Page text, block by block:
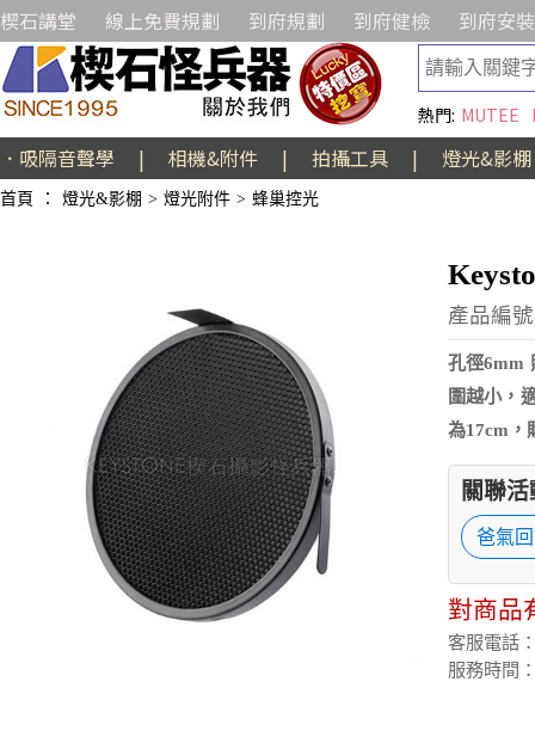
楔石講堂 線上免費規劃 到府規劃 到府健檢 到府安裝
熱門: MUTEE
．吸隔音聲學 | 相機&附件 | 拍攝工具 | 燈光&影棚
首頁 ： 燈光&影棚 > 燈光附件 > 蜂巢控光
產品編
孔徑6mm
圍越小，
為17cm，
關聯
爸氣
對商品
客服電話
服務時間